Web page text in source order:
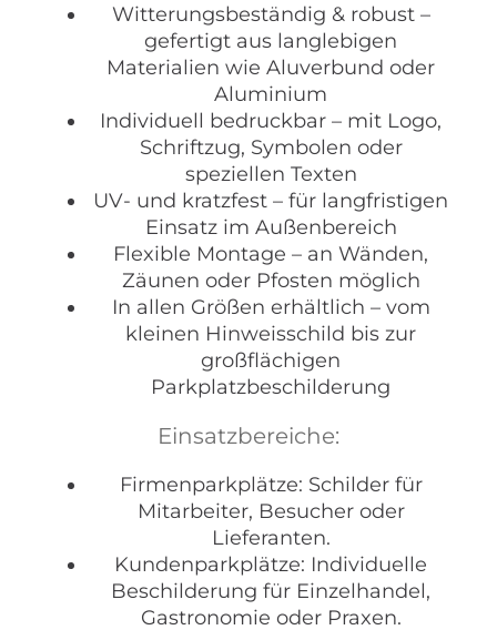
Witterungsbeständig & robust –
gefertigt aus langlebigen
Materialien wie Aluverbund oder
Aluminium
Individuell bedruckbar – mit Logo,
Schriftzug, Symbolen oder
speziellen Texten
UV- und kratzfest – für langfristigen
Einsatz im Außenbereich
Flexible Montage – an Wänden,
Zäunen oder Pfosten möglich
In allen Größen erhältlich – vom
kleinen Hinweisschild bis zur
großflächigen
Parkplatzbeschilderung
Einsatzbereiche:
Firmenparkplätze: Schilder für
Mitarbeiter, Besucher oder
Lieferanten.
Kundenparkplätze: Individuelle
Beschilderung für Einzelhandel,
Gastronomie oder Praxen.